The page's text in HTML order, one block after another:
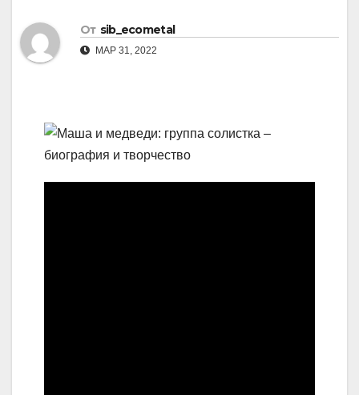
От sib_ecometal
МАР 31, 2022